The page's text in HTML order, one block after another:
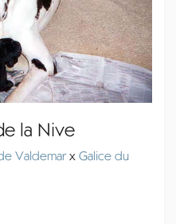
la Nive
Valdemar x Galice du